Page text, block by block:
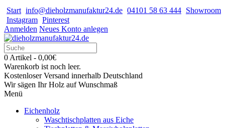
Start info@dieholzmanufaktur24.de 04101 58 63 444 Showroom
Instagram Pinterest
Anmelden Neues Konto anlegen
0 Artikel - 0,00€
Warenkorb ist noch leer.
Kostenloser Versand innerhalb Deutschland
Wir sägen Ihr Holz auf Wunschmaß
Menü
Eichenholz
Waschtischplatten aus Eiche